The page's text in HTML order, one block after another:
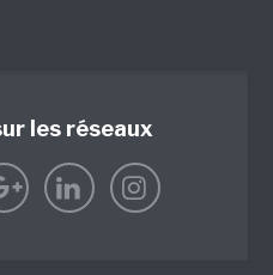
les réseaux